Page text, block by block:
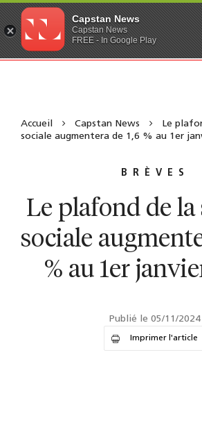
Accueil Capstan News
Le
sociale augmentera de 1,6 % au 1er
BRÈVES
Le plafond de la
sociale
% au 1er
Publié le 05/11/2024
Imprimer l'article
Capstan News
Capstan News
FREE - In Google Play